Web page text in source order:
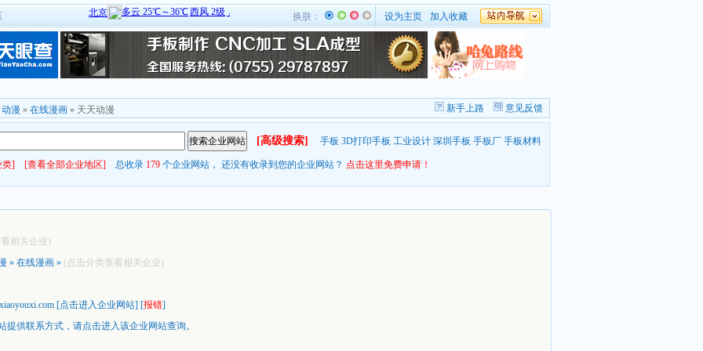
换肤： 设为主页 加入收藏
动漫 » 在线漫画 » 天天动漫 新手上路 意见反馈
[高级搜索] 手板 3D打印手板 工业设计 深圳手板 手板厂 手板材料
类] [查看全部企业地区] 总收录 179 个企业网站， 还没有收录到您的企业网站？ 点击这里免费申请！
相关企业)
» 在线漫画 » (点击分类查看相关企业)
[点击进入企业网站] [报错]
提供联系方式， 请点击进入该企业网站查询。